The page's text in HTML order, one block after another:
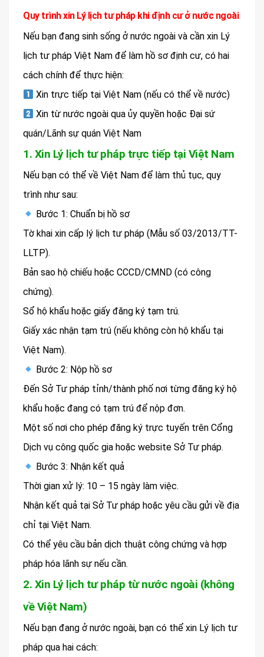
Quy trình xin Lý lịch tư pháp khi định cư ở nước ngoài
Nếu bạn đang sinh sống ở nước ngoài và cần xin Lý
lịch tư pháp Việt Nam để làm hồ sơ định cư, có hai
cách chính để thực hiện:
Xin trực tiếp tại Việt Nam (nếu có thể về nước)
Xin từ nước ngoài qua ủy quyền hoặc Đại sứ
quán/Lãnh sự quán Việt Nam
1. Xin Lý lịch tư pháp trực tiếp tại Việt Nam
Nếu bạn có thể về Việt Nam để làm thủ tục, quy
trình như sau:
Bước 1: Chuẩn bị hồ sơ
Tờ khai xin cấp lý lịch tư pháp (Mẫu số 03/2013/TT-
LLTP).
Bản sao hộ chiếu hoặc CCCD/CMND (có công
chứng).
Sổ hộ khẩu hoặc giấy đăng ký tạm trú.
Giấy xác nhận tạm trú (nếu không còn hộ khẩu tại
Việt Nam).
Bước 2: Nộp hồ sơ
Đến Sở Tư pháp tỉnh/thành phố nơi từng đăng ký hộ
khẩu hoặc đang có tạm trú để nộp đơn.
Một số nơi cho phép đăng ký trực tuyến trên Cổng
Dịch vụ công quốc gia hoặc website Sở Tư pháp.
Bước 3: Nhận kết quả
Thời gian xử lý: 10 – 15 ngày làm việc.
Nhận kết quả tại Sở Tư pháp hoặc yêu cầu gửi về địa
chỉ tại Việt Nam.
Có thể yêu cầu bản dịch thuật công chứng và hợp
pháp hóa lãnh sự nếu cần.
2. Xin Lý lịch tư pháp từ nước ngoài (không
về Việt Nam)
Nếu bạn đang ở nước ngoài, bạn có thể xin Lý lịch tư
pháp qua hai cách: